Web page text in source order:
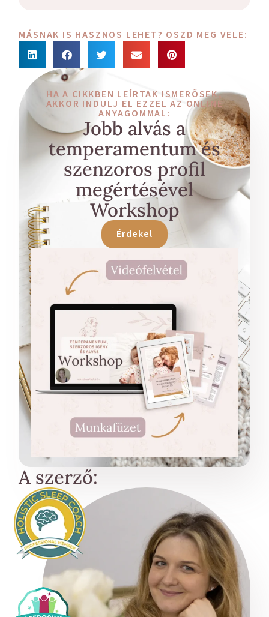
MÁSNAK IS HASZNOS LEHET? OSZD MEG VELE:
HA A CIKKBEN LEÍRTAK ISMERŐSEK,
AKKOR INDULJ EL EZZEL AZ ONLINE
ANYAGOMMAL:
Jobb alvás a
temperamentum és
szenzoros profil
megértésével
Workshop
Érdekel
A szerző: